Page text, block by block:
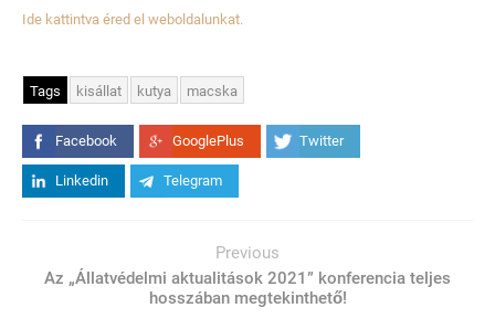
Ide kattintva éred el weboldalunkat.
Tags kisállat kutya macska
Facebook GooglePlus Twitter
Linkedin Telegram
Previous
Az „Állatvédelmi aktualitások 2021” konferencia teljes
hosszában megtekinthető!